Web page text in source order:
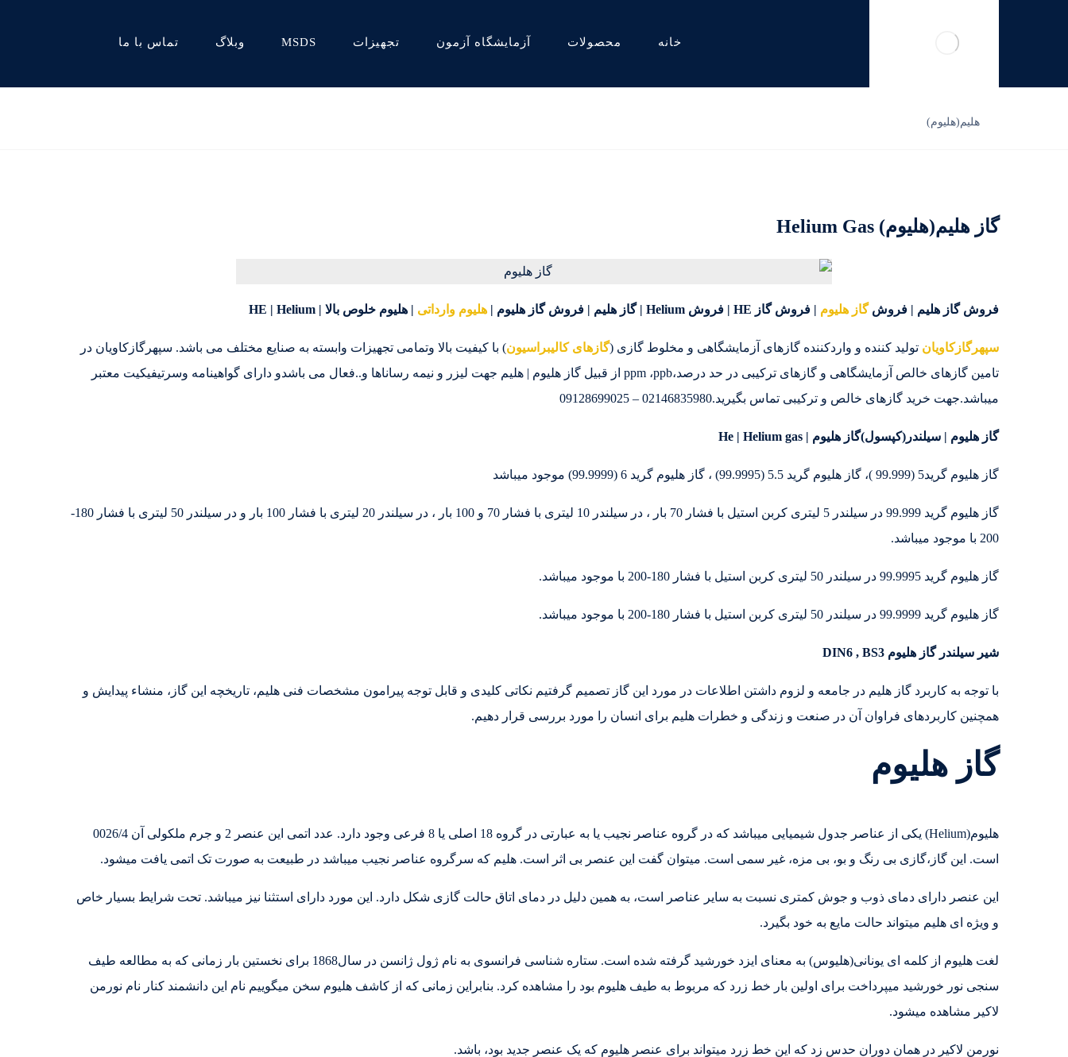
خانه محصولات آزمایشگاه آزمون تجهیزات MSDS وبلاگ تماس با ما
هلیم(هلیوم)
گاز هلیم(هلیوم) Helium Gas
فروش گاز هلیم | فروشگاز هلیوم | فروش گاز HE | فروش Helium | گاز هلیم | فروش گاز هلیوم | هلیوم وارداتی | هلیوم خلوص بالا | HE | Helium
سپهرگازکاویان تولید کننده و واردکننده گازهای آزمایشگاهی و مخلوط گازی (گازهای کالیبراسیون) با کیفیت بالا وتمامی تجهیزات وابسته به صنایع مختلف می باشد. سپهرگازکاویان در
تامین گازهای خالص آزمایشگاهی و گازهای ترکیبی در حد درصد،ppm ،ppb از قبیل گاز هلیوم | هلیم جهت لیزر و نیمه رساناها و..فعال می باشدو دارای گواهینامه وسرتیفیکیت معتبر
میباشد.جهت خرید گازهای خالص و ترکیبی تماس بگیرید.02146835980 – 09128699025
گاز هلیوم | سیلندر(کپسول)گاز هلیوم | He | Helium gas
گاز هلیوم گرید5 (99.999 )، گاز هلیوم گرید 5.5 (99.9995) ، گاز هلیوم گرید 6 (99.9999) موجود میباشد
گاز هلیوم گرید 99.999 در سیلندر 5 لیتری کربن استیل با فشار 70 بار ، در سیلندر 10 لیتری با فشار 70 و 100 بار ، در سیلندر 20 لیتری با فشار 100 بار و در سیلندر 50 لیتری با فشار 180-
200 با موجود میباشد.
گاز هلیوم گرید 99.9995 در سیلندر 50 لیتری کربن استیل با فشار 180-200 با موجود میباشد.
گاز هلیوم گرید 99.9999 در سیلندر 50 لیتری کربن استیل با فشار 180-200 با موجود میباشد.
شیر سیلندر گاز هلیوم DIN6 , BS3
با توجه به کاربرد گاز هلیم در جامعه و لزوم داشتن اطلاعات در مورد این گاز تصمیم گرفتیم نکاتی کلیدی و قابل توجه پیرامون مشخصات فنی هلیم، تاریخچه این گاز، منشاء پیدایش و
همچنین کاربردهای فراوان آن در صنعت و زندگی و خطرات هلیم برای انسان را مورد بررسی قرار دهیم.
گاز هلیوم
هلیوم(Helium) یکی از عناصر جدول شیمیایی میباشد که در گروه عناصر نجیب یا به عبارتی در گروه 18 اصلی یا 8 فرعی وجود دارد. عدد اتمی این عنصر 2 و جرم ملکولی آن 0026/4
است. این گاز،گازی بی رنگ و بو، بی مزه، غیر سمی است. میتوان گفت این عنصر بی اثر است. هلیم که سرگروه عناصر نجیب میباشد در طبیعت به صورت تک اتمی یافت میشود.
این عنصر دارای دمای ذوب و جوش کمتری نسبت به سایر عناصر است، به همین دلیل در دمای اتاق حالت گازی شکل دارد. این مورد دارای استثنا نیز میباشد. تحت شرایط بسیار خاص
و ویژه ای هلیم میتواند حالت مایع به خود بگیرد.
لغت هلیوم از کلمه ای یونانی(هلیوس) به معنای ایزد خورشید گرفته شده است. ستاره شناسی فرانسوی به نام ژول ژانسن در سال1868 برای نخستین بار زمانی که به مطالعه طیف
سنجی نور خورشید میپرداخت برای اولین بار خط زرد که مربوط به طیف هلیوم بود را مشاهده کرد. بنابراین زمانی که از کاشف هلیوم سخن میگوییم نام این دانشمند کنار نام نورمن
لاکیر مشاهده میشود.
نورمن لاکیر در همان دوران حدس زد که این خط زرد میتواند برای عنصر هلیوم که یک عنصر جدید بود، باشد.